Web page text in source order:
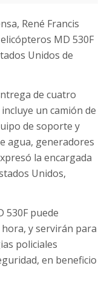
René Francis
MD 530F
Unidos de
de cuatro
un camión de
de soporte y
agua, generadores
la encargada
Unidos,
530F puede
y servirán para
policiales
en beneficio